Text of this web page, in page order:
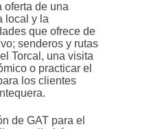
oferta de una
local y la
que ofrece de
senderos y rutas
Torcal, una visita
o practicar el
los clientes
de GAT para el